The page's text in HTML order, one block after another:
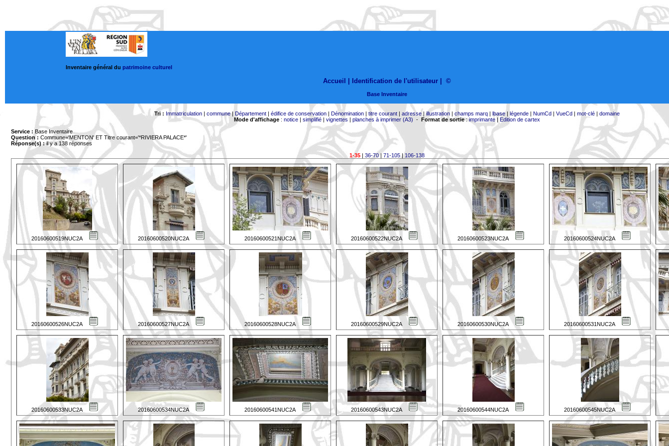
Inventaire général du patrimoine culturel
Accueil | Identification de l'utilisateur ©
Base Inventaire
Tri : Immatriculation| commune| Département| édifice de conservation| Dénomination| titre courant| adresse|illustration| champs marq| lbase| légende| NumCd| VueCd| mot-clé| domaine
Mode d'affichage: notice| simplifié| vignettes | planches à imprimer (A3) - Format de sortie:imprimante| Edition de cartex
Service : Base Inventaire
Question : Commune='MENTON' ET Titre courant='*RIVIERA PALACE*'
Réponse(s) :il y a 138 réponses
1-35| 36-70| 71-105|106-138
20160600519NUC2A 20160600520NUC2A 20160600521NUC2A 20160600522NUC2A 20160600523NUC2A 20160600524NUC2A
20160600526NUC2A 20160600527NUC2A 20160600528NUC2A 20160600529NUC2A 20160600530NUC2A 20160600531NUC2A
20160600533NUC2A 20160600534NUC2A 20160600541NUC2A 20160600543NUC2A 20160600544NUC2A 20160600545NUC2A